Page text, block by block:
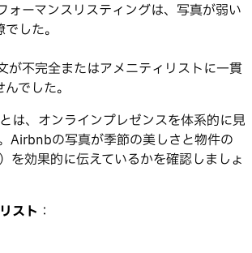
ォーマンスリスティングは、写真が弱い
した。
が不完全またはアメニティリストに一貫
でした。
は、オンラインプレゼンスを体系的に見
Airbnbの写真が季節の美しさと物件の
を効果的に伝えているかを確認しましょ
スト ：